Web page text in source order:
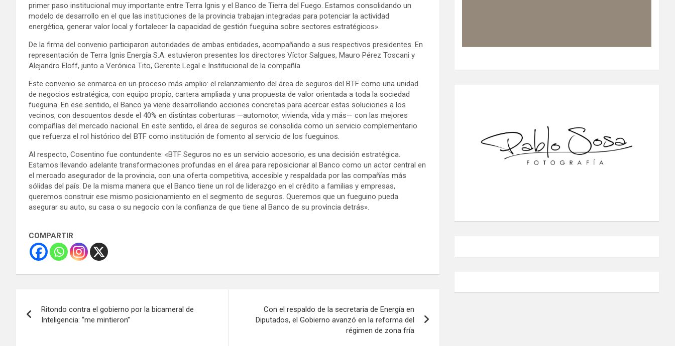
primer paso institucional muy importante entre Terra Ignis y el Banco de Tierra del Fuego. Estamos consolidando un
modelo de desarrollo en el que las instituciones de la provincia trabajan integradas para potenciar la actividad
energética, generar valor local y fortalecer la capacidad de gestión fueguina sobre sectores estratégicos».
De la firma del convenio participaron autoridades de ambas entidades, acompañando a sus respectivos presidentes. En
representación de Terra Ignis Energía S.A. estuvieron presentes los directores Víctor Salgues, Mauro Pérez Toscani y
Alejandro Eloff, junto a Verónica Tito, Gerente Legal e Institucional de la compañía.
Este convenio se enmarca en un proceso más amplio: el relanzamiento del área de seguros del BTF como una unidad
de negocios estratégica, con equipo propio, cartera ampliada y una propuesta de valor orientada a toda la sociedad
fueguina. En ese sentido, el Banco ya viene desarrollando acciones concretas para acercar estas soluciones a los
vecinos, con descuentos desde el 40% en distintas coberturas —automotor, vivienda, vida y más— con las mejores
compañías del mercado nacional. En este sentido, el área de seguros se consolida como un servicio complementario
que refuerza el rol histórico del BTF como institución de fomento al servicio de los fueguinos.
Al respecto, Cosentino fue contundente: «BTF Seguros no es un servicio accesorio, es una decisión estratégica.
Estamos llevando adelante transformaciones profundas en el área para reposicionar al Banco como un actor central en
el mercado asegurador de la provincia, con una oferta competitiva, accesible y respaldada por las compañías más
sólidas del país. De la misma manera que el Banco tiene un rol de liderazgo en el crédito a familias y empresas,
queremos construir ese mismo posicionamiento en el segmento de seguros. Queremos que un fueguino pueda
asegurar su auto, su casa o su negocio con la confianza de que tiene al Banco de su provincia detrás».
COMPARTIR
de
Ritondo contra el gobierno por la bicameral de
Inteligencia: “me mintieron”
Con el respaldo de la secretaria de Energía en
Diputados, el Gobierno avanzó en la reforma del
régimen de zona fría